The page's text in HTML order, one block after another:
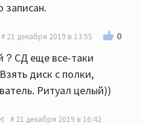
записан.
21 декабря 2019 в 13:55 0
？СД еще все-таки
диск с полки,
Ритуал целый))
21 декабря 2019 в 16:42